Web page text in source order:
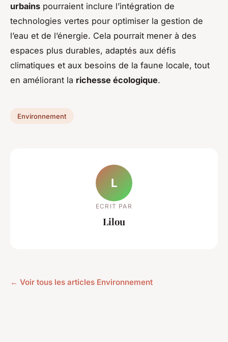
urbains pourraient inclure l’intégration de
technologies vertes pour optimiser la gestion de
l’eau et de l’énergie. Cela pourrait mener à des
espaces plus durables, adaptés aux défis
climatiques et aux besoins de la faune locale, tout
en améliorant la richesse écologique.
Environnement
L
ECRIT PAR
Lilou
← Voir tous les articles Environnement